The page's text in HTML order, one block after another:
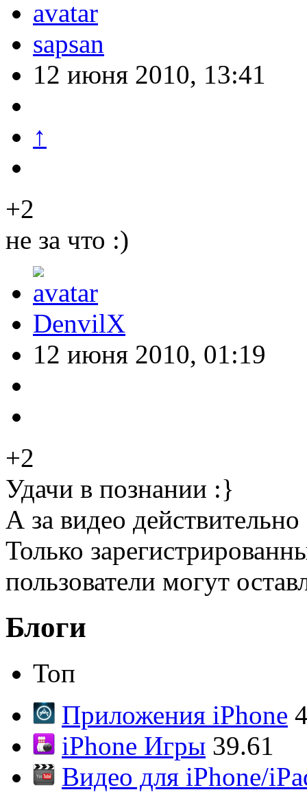
sapsan
12 июня 2010, 13:41
↑
+2
не за что :)
DenvilX
12 июня 2010, 01:19
+2
Удачи в познании :}
А за видео
Только
пользователи могут
Блоги
Топ
Приложения iPhone
iPhone Игры 39.61
Видео для iPhone/